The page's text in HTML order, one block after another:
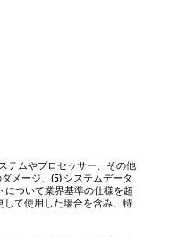
テムやプロセッサー、その他
メージ、(5) システムデータ
について業界基準の仕様を超
して使用した場合を含み、特